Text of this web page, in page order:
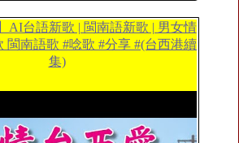
AI台語新歌 | 閩南語新歌 | 男女情
閩南語歌 #唸歌 #分享 #(台西港續
集)